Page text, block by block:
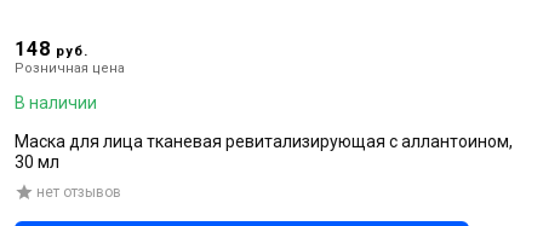
148 руб.
Розничная цена
В наличии
Маска для лица тканевая ревитализирующая с аллантоином,
30 мл
нет отзывов